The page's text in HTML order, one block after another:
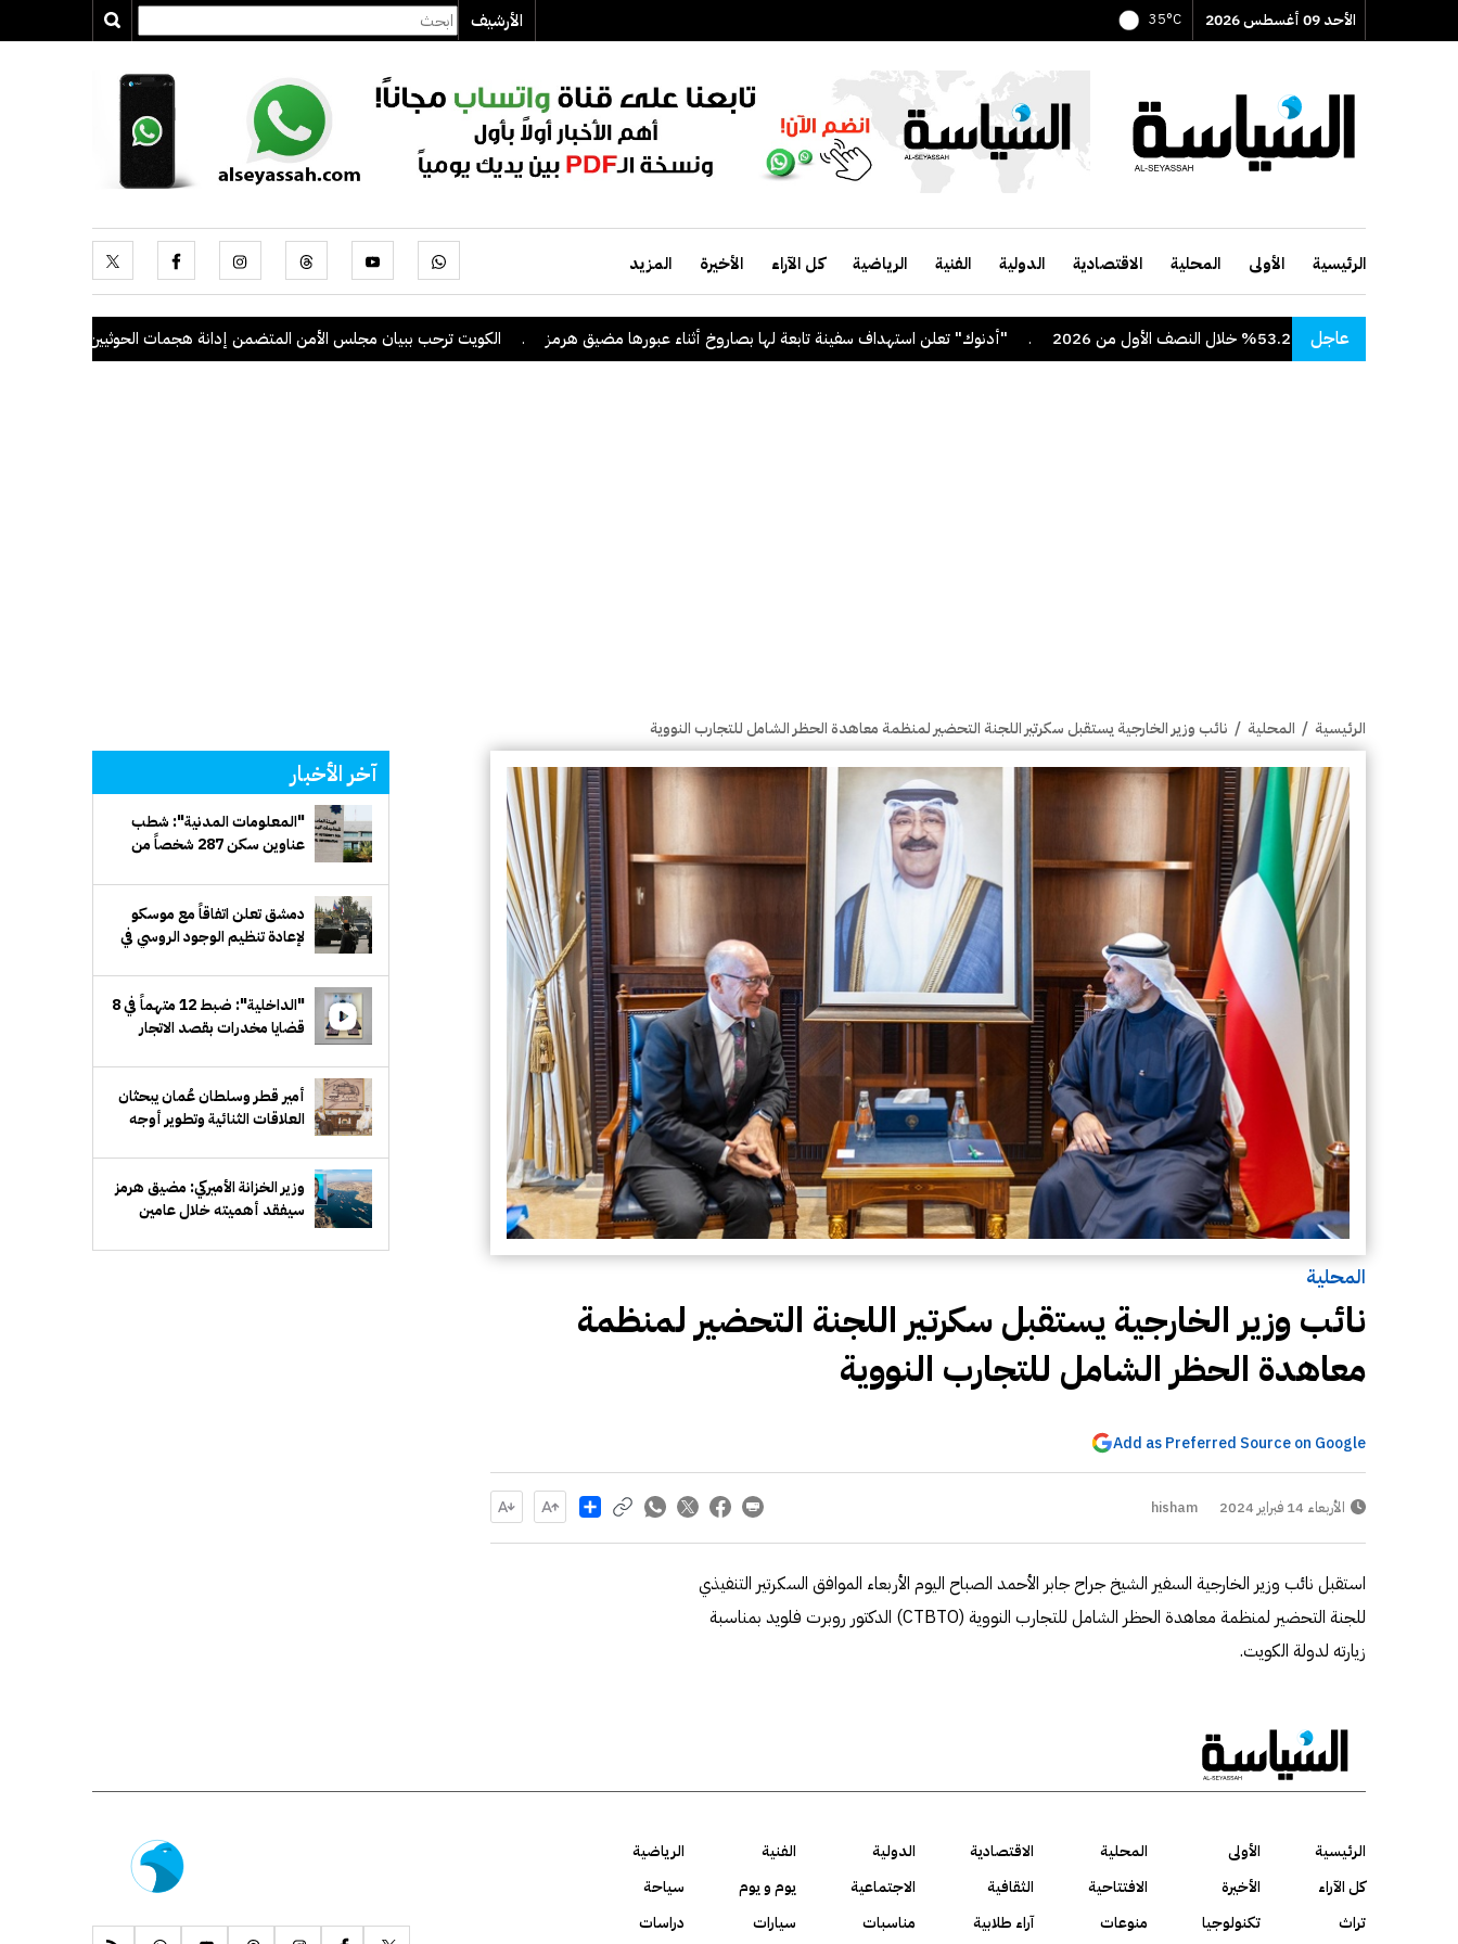
الأحد 09 أغسطس 2026 35°C الأرشيف
الرئيسية الأولى المحلية الاقتصادية الدولية الفنية الرياضية كل الآراء الأخيرة المزيد
عاجل . "أدنوك" تعلن استهداف سفينة تابعة لها بصاروخ أثناء عبورها مضيق هرمز . الكويت ترحب ببيان مجلس الأمن المتضمن إدانة هجمات الحوثيين على السعودية والسفن
الرئيسية / المحلية / نائب وزير الخارجية يستقبل سكرتير اللجنة التحضير لمنظمة معاهدة الحظر الشامل للتجارب النووية
المحلية
نائب وزير الخارجية يستقبل سكرتير اللجنة التحضير لمنظمة
معاهدة الحظر الشامل للتجارب النووية
Add as Preferred Source on Google
الأربعاء 14 فبراير 2024 hisham
Share
استقبل نائب وزير الخارجية السفير الشيخ جراح جابر الأحمد الصباح اليوم الأربعاء الموافق السكرتير التنفيذي
للجنة التحضير لمنظمة معاهدة الحظر الشامل للتجارب النووية (CTBTO) الدكتور روبرت فلويد بمناسبة
زيارته لدولة الكويت.
آخر الأخبار
"المعلومات المدنية": شطب
عناوين سكن 287 شخصاً من
دمشق تعلن اتفاقاً مع موسكو
لإعادة تنظيم الوجود الروسي في
"الداخلية": ضبط 12 متهماً في 8
قضايا مخدرات بقصد الاتجار
أمير قطر وسلطان عُمان يبحثان
العلاقات الثنائية وتطوير أوجه
سيفقد أهميته خلال عامين
الرئيسية الأولى المحلية الاقتصادية الدولية الفنية
الرياضية
كل الآراء
الأخيرة الافتتاحية الثقافية الاجتماعية يوم و يوم
سياحة
تراث
تكنولوجيا منوعات آراء طلابية مناسبات سيارات دراسات